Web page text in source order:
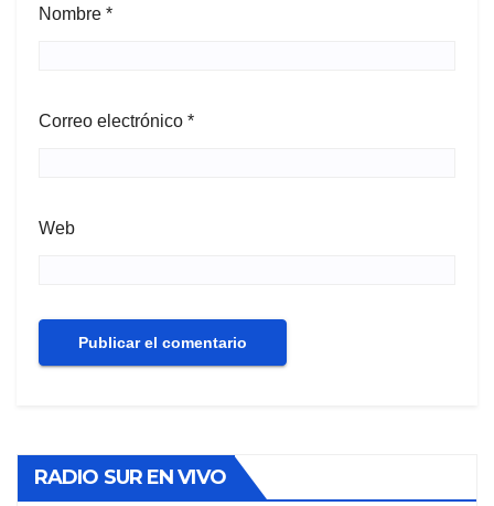
Nombre *
Correo electrónico *
Web
RADIO SUR EN VIVO